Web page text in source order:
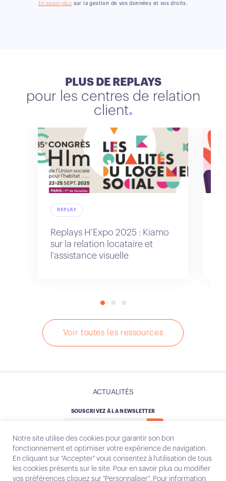
En savoir plus sur la gestion de vos données et vos droits.
PLUS DE REPLAYS
pour les centres de relation
client
REPLAY
Replays H’Expo 2025 : Kiamo
sur la relation locataire et
l’assistance visuelle
Voir toutes les ressources
ACTUALITÉS
SOUSCRIVEZ À LA NEWSLETTER
Notre site utilise des cookies pour garantir son bon
fonctionnement et optimiser votre expérience de navigation.
En cliquant sur "Accepter" vous consentez à l'utilisation de tous
les cookies présents sur le site. Pour en savoir plus ou modifier
vos préférences cliquez sur "Personnaliser". Pour information,